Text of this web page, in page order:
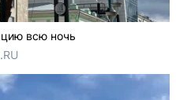
всю ночь